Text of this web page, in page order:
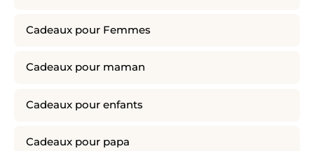
Cadeaux pour Femmes
Cadeaux pour maman
Cadeaux pour enfants
Cadeaux pour papa